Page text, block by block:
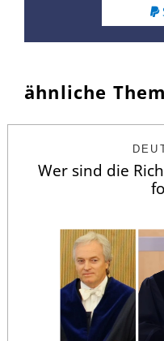
ähnliche
Wer sind die